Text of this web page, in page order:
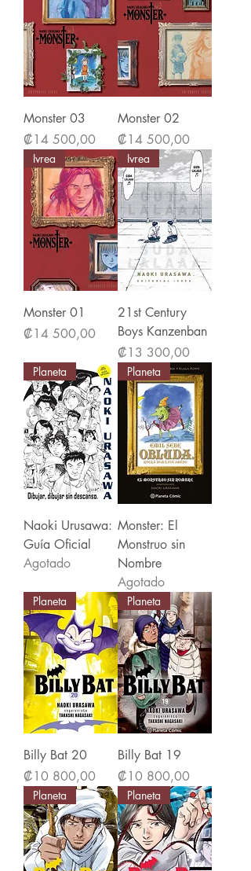
Monster 03
Precio
₡14 500,00
Monster 02
Precio
₡14 500,00
Ivrea
Monster 01
Precio
₡14 500,00
Ivrea
21st Century
Boys Kanzenban
Precio
₡13 300,00
Planeta
Naoki Urusawa:
Guía Oficial
Agotado
Planeta
Monster: El
Monstruo sin
Nombre
Agotado
Planeta
Billy Bat 20
Precio
₡10 800,00
Planeta
Billy Bat 19
Precio
₡10 800,00
Planeta Planeta